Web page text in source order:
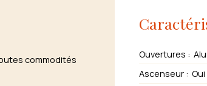
commodités Ouvertures :
Ascenseur : Oui